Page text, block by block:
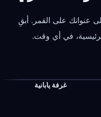
عنوانك على القمر. أبقِ
في أي وقت.
غرفة يابانية